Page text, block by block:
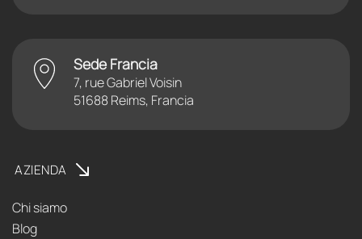
Sede Francia
7, rue Gabriel Voisin
51688 Reims, Francia
AZIENDA
Chi siamo
Blog